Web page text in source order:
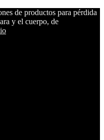
de productos para pérdida
y el cuerpo, de